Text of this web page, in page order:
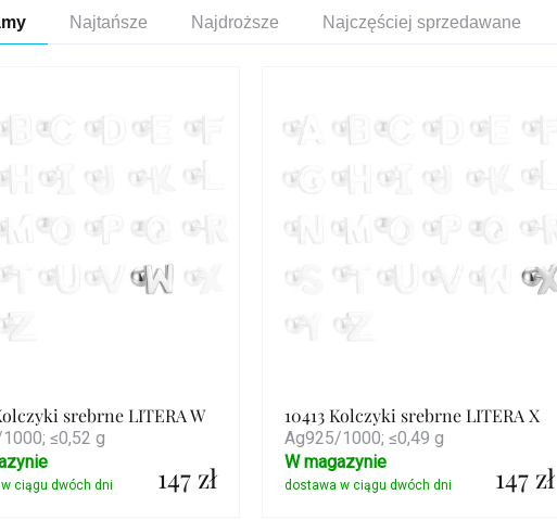
Najtańsze Najdroższe Najczęściej sprzedawane
srebrne LITERA W
≤0,52 g
147 zł
10413 Kolczyki srebrne LITERA X
Ag925/1000; ≤0,49 g
147 zł
W magazynie